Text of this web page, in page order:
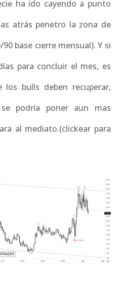
ha ido cayendo a punto
atrás penetro la zona de
base cierre mensual). Y si
para concluir el mes, es
bulls deben recuperar,
podría poner aun mas
al mediato.(clickear para